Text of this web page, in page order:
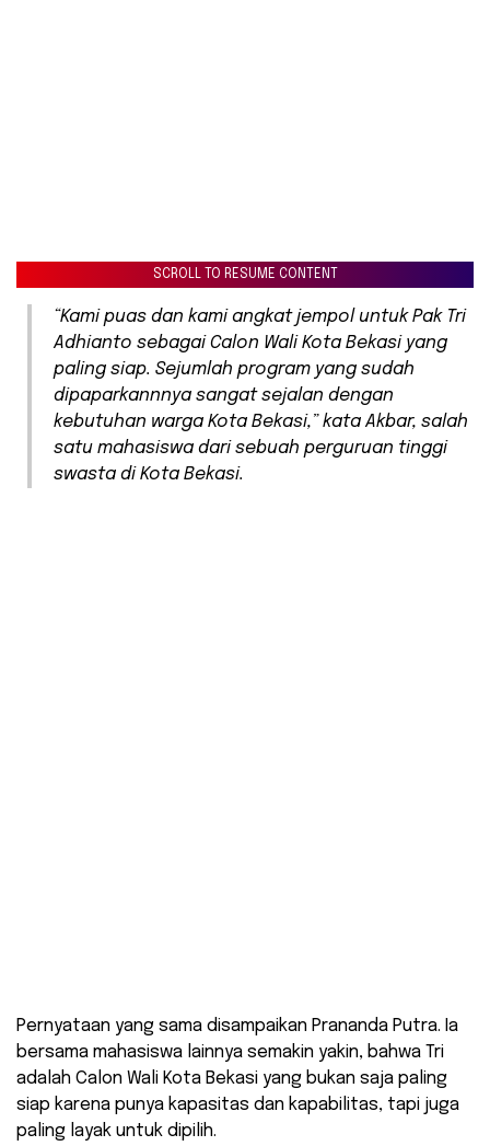
SCROLL TO RESUME CONTENT
“Kami puas dan kami angkat jempol untuk Pak Tri
Adhianto sebagai Calon Wali Kota Bekasi yang
paling siap. Sejumlah program yang sudah
dipaparkannnya sangat sejalan dengan
kebutuhan warga Kota Bekasi,” kata Akbar, salah
satu mahasiswa dari sebuah perguruan tinggi
swasta di Kota Bekasi.
Pernyataan yang sama disampaikan Prananda Putra. Ia
bersama mahasiswa lainnya semakin yakin, bahwa Tri
adalah Calon Wali Kota Bekasi yang bukan saja paling
siap karena punya kapasitas dan kapabilitas, tapi juga
paling layak untuk dipilih.